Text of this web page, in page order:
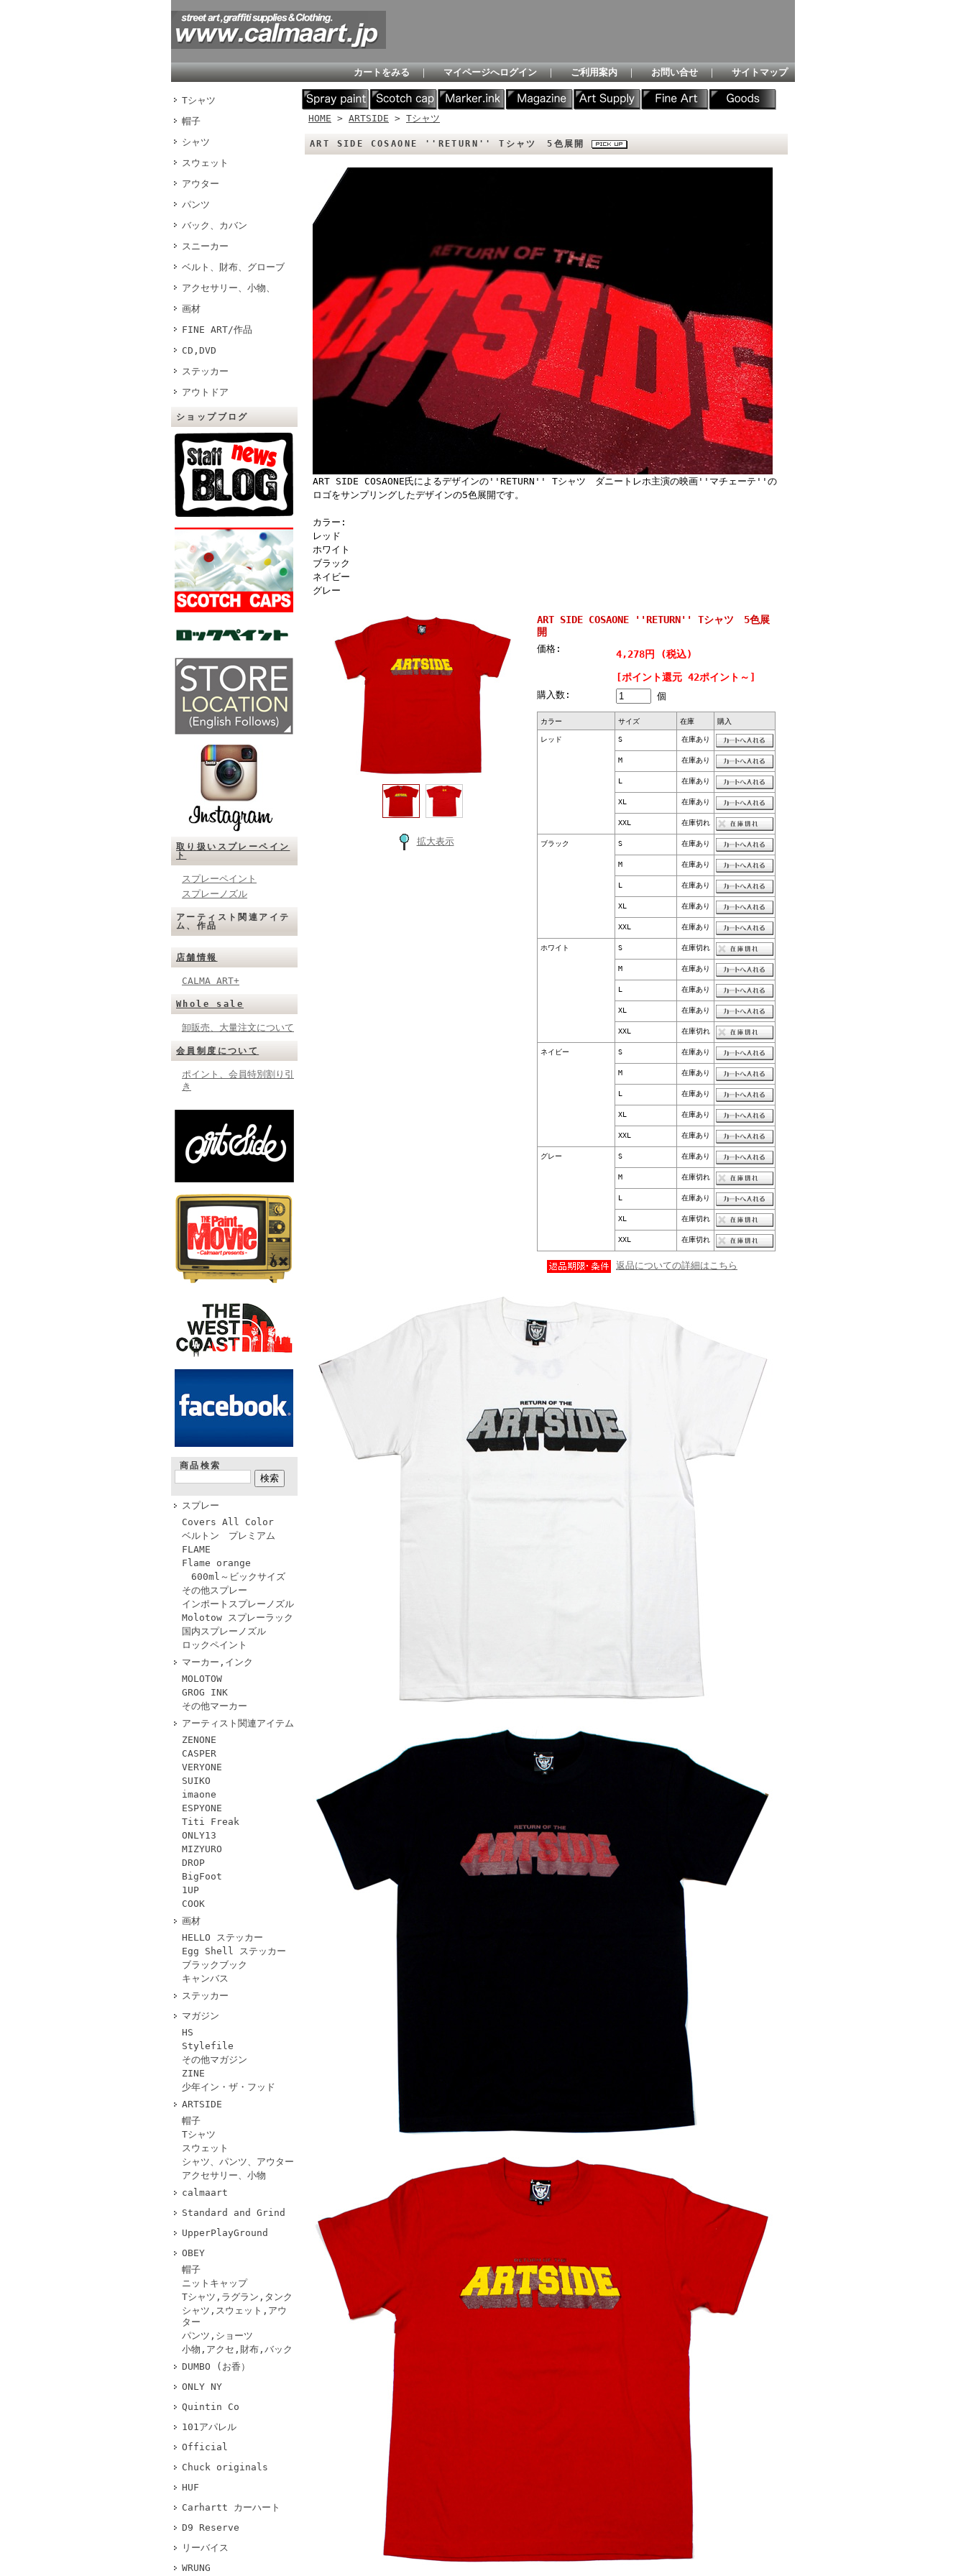
カートをみる ｜ マイページへログイン ｜ ご利用案内 ｜ お問い合せ ｜ サイトマップ
Tシャツ
帽子
シャツ
スウェット
アウター
パンツ
バック、カバン
スニーカー
ベルト、財布、グローブ
アクセサリー、小物、
画材
FINE ART/作品
CD,DVD
ステッカー
アウトドア
ショップブログ
取り扱いスプレーペイン
ト
スプレーペイント
スプレーノズル
アーティスト関連アイテ
ム、作品
店舗情報
CALMA ART+
Whole sale
卸販売、大量注文について
会員制度について
ポイント、会員特別割り引
き
商品検索
スプレー
Covers All Color
ベルトン プレミアム
FLAME
Flame orange
600ml～ビックサイズ
その他スプレー
インポートスプレーノズル
Molotow スプレーラック
国内スプレーノズル
ロックペイント
マーカー,インク
MOLOTOW
GROG INK
その他マーカー
アーティスト関連アイテム
ZENONE
CASPER
VERYONE
SUIKO
imaone
ESPYONE
Titi Freak
ONLY13
MIZYURO
DROP
BigFoot
1UP
COOK
画材
HELLO ステッカー
Egg Shell ステッカー
ブラックブック
キャンバス
ステッカー
マガジン
HS
Stylefile
その他マガジン
ZINE
少年イン・ザ・フッド
ARTSIDE
帽子
Tシャツ
スウェット
シャツ、パンツ、アウター
アクセサリー、小物
calmaart
Standard and Grind
UpperPlayGround
OBEY
帽子
ニットキャップ
Tシャツ,ラグラン,タンク
シャツ,スウェット,アウ
ター
パンツ,ショーツ
小物,アクセ,財布,バック
DUMBO (お香）
ONLY NY
Quintin Co
101アパレル
Official
Chuck originals
HUF
Carhartt カーハート
D9 Reserve
リーバイス
WRUNG
HOME > ARTSIDE > Tシャツ
ART SIDE COSAONE ''RETURN'' Tシャツ 5色展開
ART SIDE COSAONE氏によるデザインの''RETURN'' Tシャツ ダニートレホ主演の映画''マチェーテ''の
ロゴをサンプリングしたデザインの5色展開です。
カラー:
レッド
ホワイト
ブラック
ネイビー
グレー
拡大表示
ART SIDE COSAONE ''RETURN'' Tシャツ 5色展
開
価格:
4,278円 (税込)
[ポイント還元 42ポイント～]
購入数: 個
カラー サイズ 在庫 購入
レッド S 在庫あり
M 在庫あり
L 在庫あり
XL 在庫あり
XXL 在庫切れ
ブラック S 在庫あり
M 在庫あり
L 在庫あり
XL 在庫あり
XXL 在庫あり
ホワイト S 在庫切れ
M 在庫あり
L 在庫あり
XL 在庫あり
XXL 在庫切れ
ネイビー S 在庫あり
M 在庫あり
L 在庫あり
XL 在庫あり
XXL 在庫あり
グレー S 在庫あり
M 在庫切れ
L 在庫あり
XL 在庫切れ
XXL 在庫切れ
返品についての詳細はこちら